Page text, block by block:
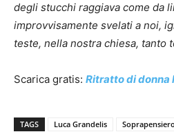
degli stucchi raggiava come da
improvvisamente svelati a noi,
teste, nella nostra chiesa, tanto
Scarica gratis: Ritratto di donna
TAGS Luca Grandelis Soprapensiero